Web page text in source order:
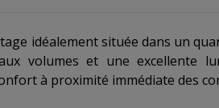
idéalement située dans un
volumes et une excellente
à proximité immédiate des